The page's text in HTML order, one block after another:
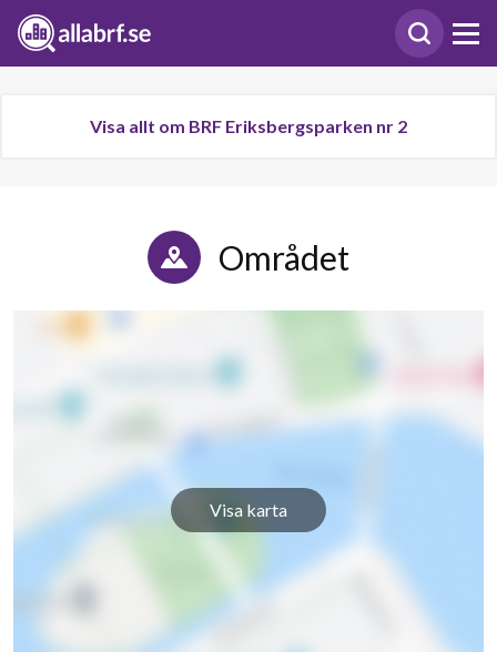
Visa allt om BRF Eriksbergsparken nr 2
Området
Visa karta